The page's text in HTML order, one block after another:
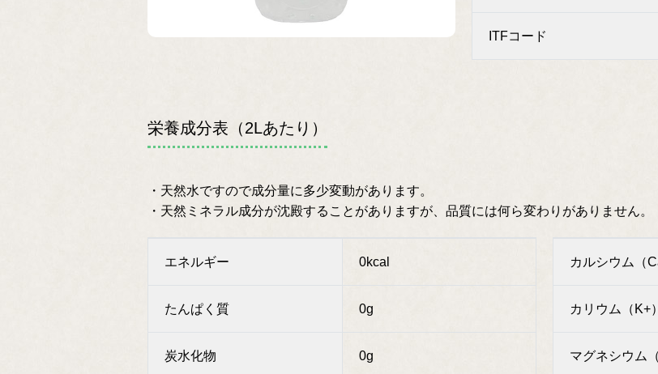
ITFコード
栄養成分表（2Lあたり）
・天然水ですので成分量に多少変動があります。
・天然ミネラル成分が沈殿することがありますが、品質には何ら変わりがありません。
エネルギー 0kcal
たんぱく質 0g
炭水化物 0g
カルシウム（
カリウム（K+）
マグネシウム